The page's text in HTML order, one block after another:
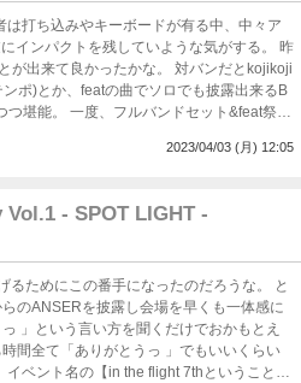
打ち込みやキーボードが有る中、中々ア
インパクトを残していような気がする。 昨
たかな。 対バンだとkojikoji
ポ)とか、featの曲でソロでも披露出来るB
ト&feat祭り
2023/04/03 (月) 12:05
- SPOT LIGHT -
るためにこの番手になったのだろうな。 と
のANSERを披露し会場を早くも一体感に
間全て「ありがとうっ ︎」でもいいくらい
ベント名の【in the flight 7thということも